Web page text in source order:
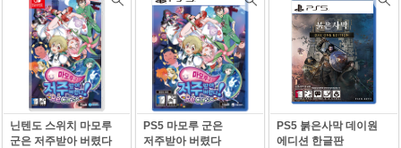
닌텐도 스위치 마모루
군은 저주받아 버렸다
PS5 마모루 군은
저주받아 버렸다
PS5 붉은사막 데이원
에디션 한글판